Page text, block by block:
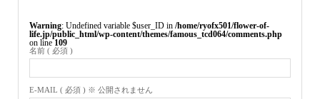
Warning : Undefined variable $user_ID in /home/ryofx501/flower-of-
life.jp/public_html/wp-content/themes/famous_tcd064/comments.php
on line 109
名前 ( 必須 )
E-MAIL ( 必須 ) ※ 公開されません